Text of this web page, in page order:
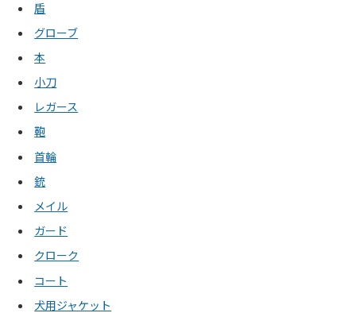
盾
グローブ
本
小刀
レガース
鞄
首輪
銃
メイル
ガード
クローク
コート
犬用ジャケット